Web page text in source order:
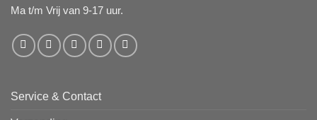
Ma t/m Vrij van 9-17 uur.
Service & Contact